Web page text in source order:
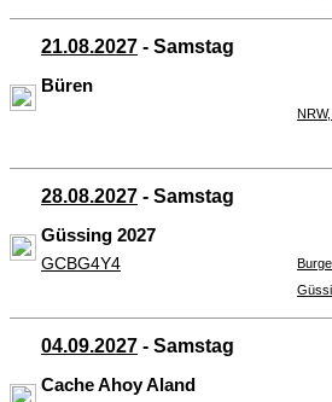
21.08.2027 - Samstag
Büren
28.08.2027 - Samstag
Güssing 2027
GCBG4Y4
04.09.2027 - Samstag
Cache Ahoy Aland